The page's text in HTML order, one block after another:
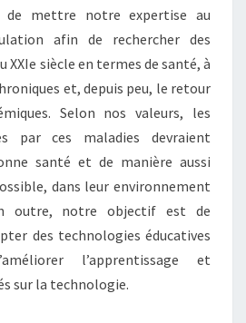
mettre notre expertise au
afin de rechercher des
XXIe siècle en termes de santé, à
et, depuis peu, le retour
Selon nos valeurs, les
par ces maladies devraient
santé et de manière aussi
dans leur environnement
outre, notre objectif est de
des technologies éducatives
l’apprentissage et
sur la technologie.